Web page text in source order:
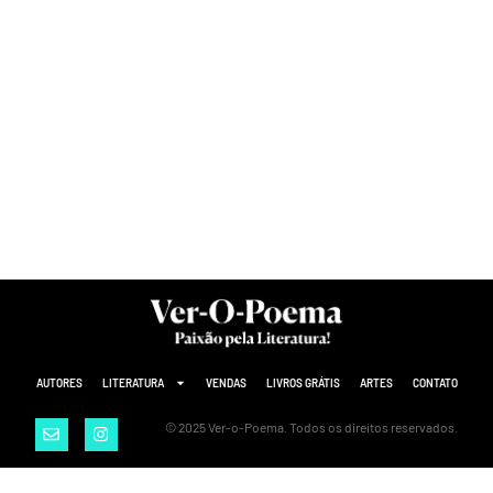
AUTORES LITERATURA VENDAS LIVROS GRÁTIS ARTES CONTATO
© 2025 Ver-o-Poema. Todos os direitos reservados.